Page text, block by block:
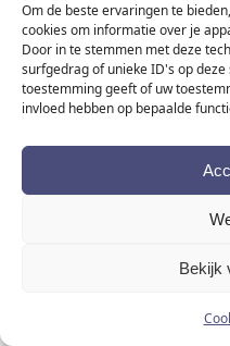
Om de beste ervaringen te
cookies om informatie over je
Door in te stemmen met deze
surfgedrag of unieke ID's op
toestemming geeft of uw
invloed hebben op bepaalde
Bekijk
Neuson
2017